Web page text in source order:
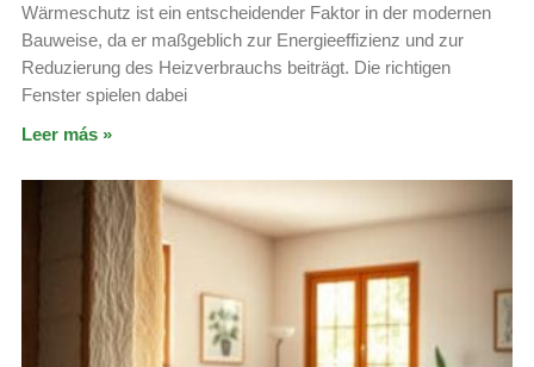
Wärmeschutz ist ein entscheidender Faktor in der modernen
Bauweise, da er maßgeblich zur Energieeffizienz und zur
Reduzierung des Heizverbrauchs beiträgt. Die richtigen
Fenster spielen dabei
Leer más »